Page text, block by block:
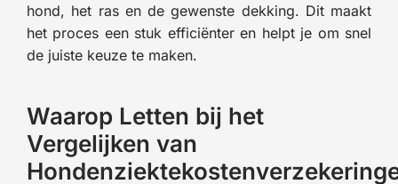
hond, het ras en de gewenste dekking. Dit maakt
het proces een stuk efficiënter en helpt je om snel
de juiste keuze te maken.
Waarop Letten bij het
Vergelijken van